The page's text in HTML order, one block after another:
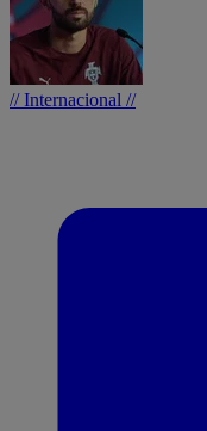
// Internacional //